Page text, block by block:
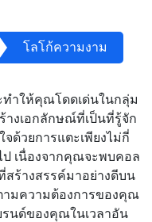
โลโก้ความงาม
ำให้คุณโดดเด่นในกลุ่ม
งเอกลักษณ์ที่เป็นที่รู้จัก
ด้วยการแตะเพียงไม่กี่
เนื่องจากคุณจะพบคอล
ร้างสรรค์มาอย่างดีบน
ามความต้องการของคุณ
นด์ของคุณในเวลาอัน